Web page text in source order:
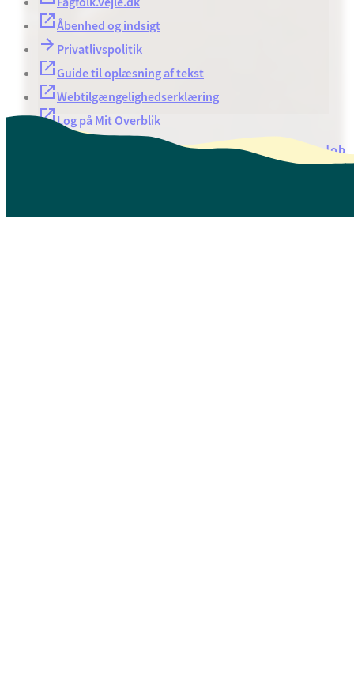
Åbenhed og indsigt
Privatlivspolitik
Guide til oplæsning af tekst
Webtilgængelighedserklæring
Log på Mit Overblik
Oversigt over selvbetjeningJob